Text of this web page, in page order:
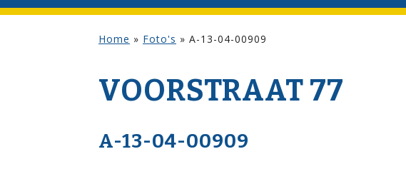
Home » Foto's » A-13-04-00909
VOOR­STRAAT 77
A-13-04-00909